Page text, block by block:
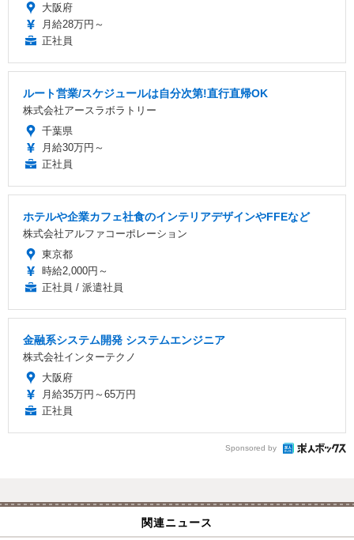
大阪府
月給28万円～
正社員
ルート営業/スケジュールは自分次第!直行直帰OK
株式会社アースラボラトリー
千葉県
月給30万円～
正社員
ホテルや企業カフェ社食のインテリアデザインやFFEなど
株式会社アルファコーポレーション
東京都
時給2,000円～
正社員 / 派遣社員
金融系システム開発 システムエンジニア
株式会社インターテクノ
大阪府
月給35万円～65万円
正社員
Sponsored by
関連ニュース